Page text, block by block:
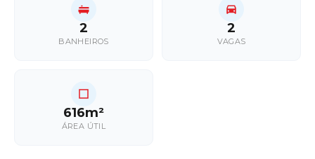
2
BANHEIROS
2
VAGAS
616m²
ÁREA ÚTIL